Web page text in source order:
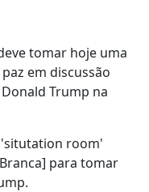
tomar hoje uma
em discussão
Trump na
room'
para tomar